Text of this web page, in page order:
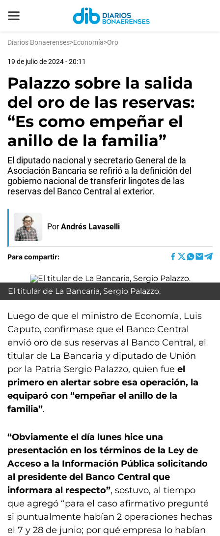
Diarios Bonaerenses>Economía>Oro
19 de julio de 2024 - 20:11
Palazzo sobre la salida
del oro de las reservas:
“Es como empeñar el
anillo de la familia”
El diputado nacional y secretario General de la
Asociación Bancaria se refirió a la definición del
gobierno nacional de transferir lingotes de las
reservas del Banco Central al exterior.
Por Andrés Lavaselli
Para compartir:
El titular de La Bancaria, Sergio Palazzo.
Luego de que el ministro de Economía, Luis
Caputo, confirmase que el Banco Central
envió oro de sus reservas al Banco Central, el
titular de La Bancaria y diputado de Unión
por la Patria Sergio Palazzo, quien fue el
primero en alertar sobre esa operación, la
equiparó con “empeñar el anillo de la
familia”.
“Obviamente el día lunes hice una
presentación en los términos de la Ley de
Acceso a la Información Pública solicitando
al presidente del Banco Central que
informara al respecto”, sostuvo, al tiempo
que agregó “para el caso afirmativo pregunté
si puntualmente habían 2 operaciones hechas
el 7 y 28 de junio; por qué empresa lo habían